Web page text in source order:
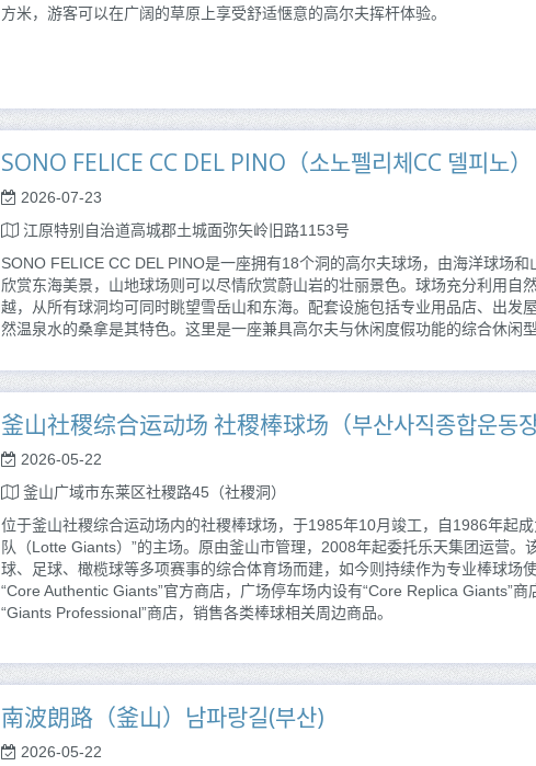
方米，游客可以在广阔的草原上享受舒适惬意的高尔夫挥杆体验。
SONO FELICE CC DEL PINO（소노펠리체CC 델피노）
2026-07-23
江原特别自治道高城郡土城面弥矢岭旧路1153号
SONO FELICE CC DEL PINO是一座拥有18个洞的高尔夫球场，由海洋球场和
欣赏东海美景，山地球场则可以尽情欣赏蔚山岩的壮丽景色。球场充分利用自
越，从所有球洞均可同时眺望雪岳山和东海。配套设施包括专业用品店、出发
然温泉水的桑拿是其特色。这里是一座兼具高尔夫与休闲度假功能的综合休闲型
釜山社稷综合运动场 社稷棒球场（부산사직종합운동장
2026-05-22
釜山广域市东莱区社稷路45（社稷洞）
位于釜山社稷综合运动场内的社稷棒球场，于1985年10月竣工，自1986年起
队（Lotte Giants）”的主场。原由釜山市管理，2008年起委托乐天集团运营。
球、足球、橄榄球等多项赛事的综合体育场而建，如今则持续作为专业棒球场
“Core Authentic Giants”官方商店，广场停车场内设有“Core Replica Giants”
“Giants Professional”商店，销售各类棒球相关周边商品。
南波朗路（釜山）남파랑길(부산)
2026-05-22